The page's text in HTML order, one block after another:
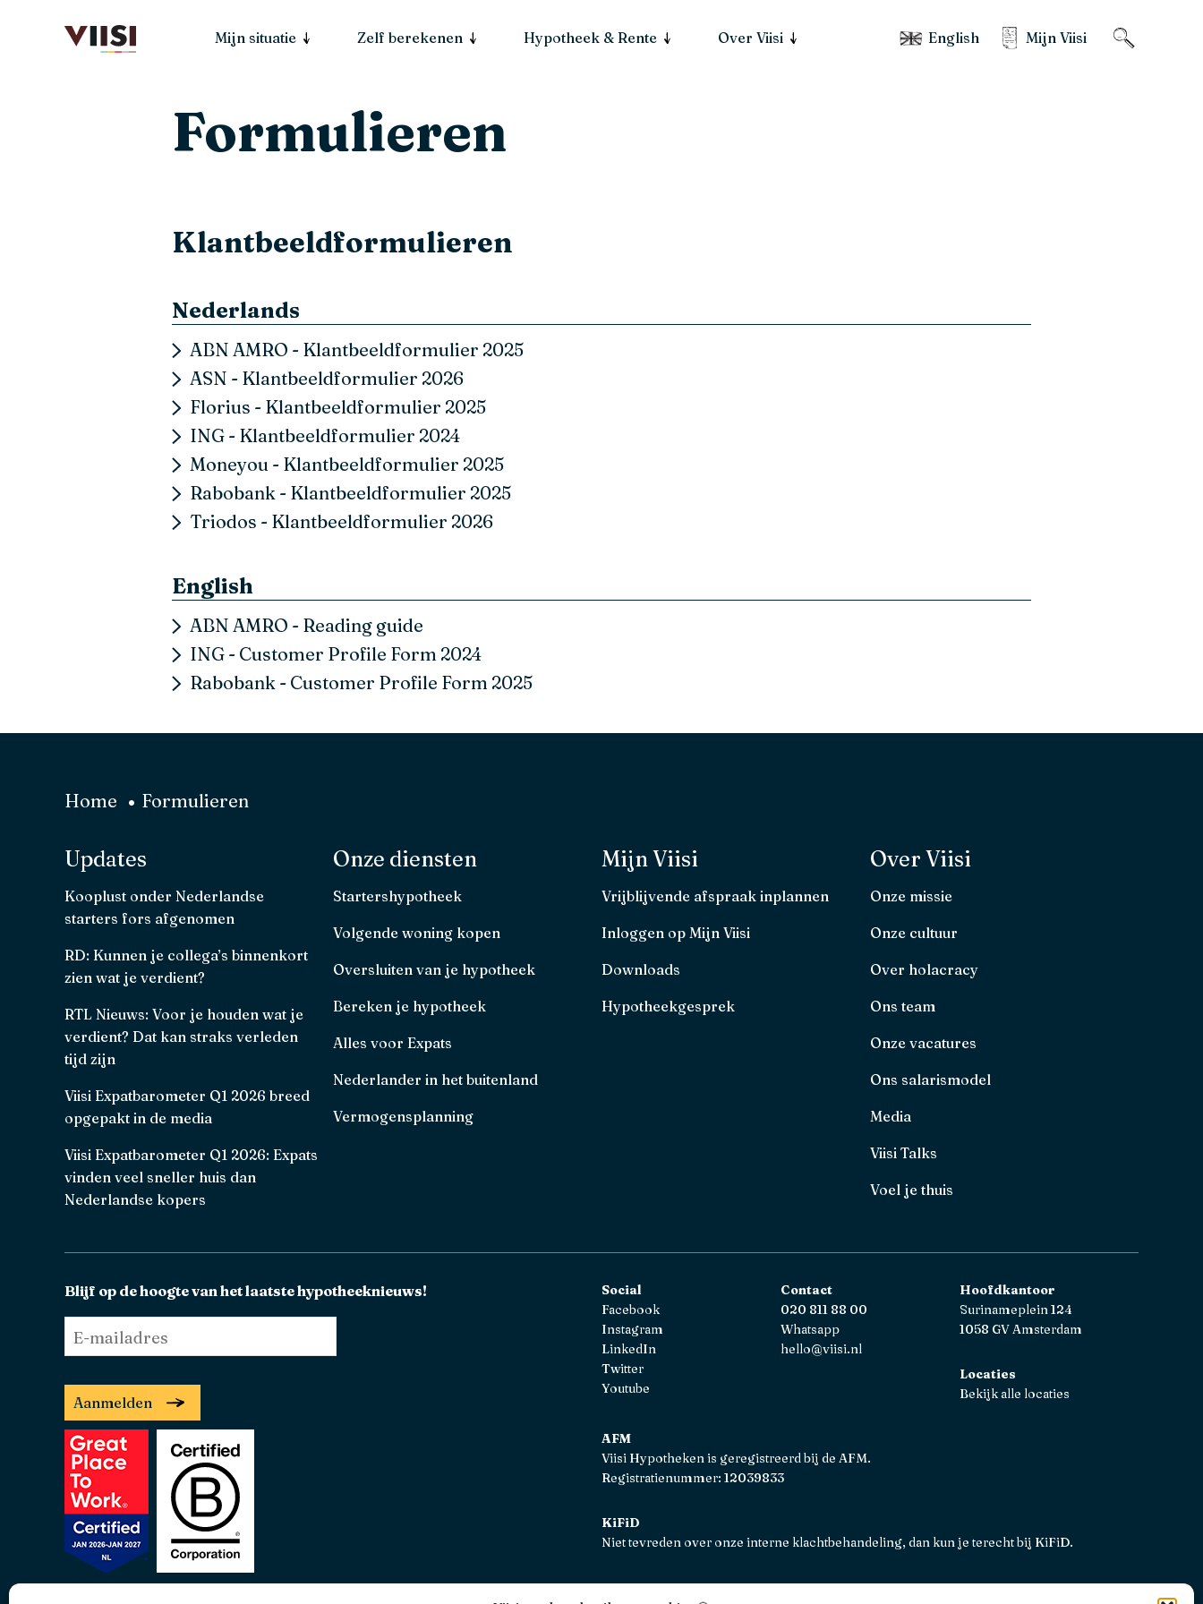
Mijn situatie Zelf berekenen Hypotheek & Rente Over Viisi English Mijn Viisi
Formulieren
Klantbeeldformulieren
Nederlands
ABN AMRO - Klantbeeldformulier 2025
ASN - Klantbeeldformulier 2026
Florius - Klantbeeldformulier 2025
ING - Klantbeeldformulier 2024
Moneyou - Klantbeeldformulier 2025
Rabobank - Klantbeeldformulier 2025
Triodos - Klantbeeldformulier 2026
English
ABN AMRO - Reading guide
ING - Customer Profile Form 2024
Rabobank - Customer Profile Form 2025
Home Formulieren
Updates
Kooplust onder Nederlandse
starters fors afgenomen
RD: Kunnen je collega’s binnenkort
zien wat je verdient?
RTL Nieuws: Voor je houden wat je
verdient? Dat kan straks verleden
tijd zijn
Viisi Expatbarometer Q1 2026 breed
opgepakt in de media
Viisi Expatbarometer Q1 2026: Expats
vinden veel sneller huis dan
Nederlandse kopers
Onze diensten
Startershypotheek
Volgende woning kopen
Oversluiten van je hypotheek
Bereken je hypotheek
Alles voor Expats
Nederlander in het buitenland
Vermogensplanning
Mijn Viisi
Vrijblijvende afspraak inplannen
Inloggen op Mijn Viisi
Downloads
Hypotheekgesprek
Over Viisi
Onze missie
Onze cultuur
Over holacracy
Ons team
Onze vacatures
Ons salarismodel
Media
Viisi Talks
Voel je thuis
Blijf op de hoogte van het laatste hypotheeknieuws!
E-
mailadres *
Aanmelden
Social
Facebook
Instagram
LinkedIn
Twitter
Youtube
Contact
020 811 88 00
Whatsapp
hello@viisi.nl
Hoofdkantoor
Surinameplein 124
1058 GV Amsterdam
Locaties
Bekijk alle locaties
AFM
Viisi Hypotheken is geregistreerd bij de AFM.
Registratienummer: 12039833
KiFiD
Niet tevreden over onze interne klachtbehandeling, dan kun je terecht bij KiFiD.